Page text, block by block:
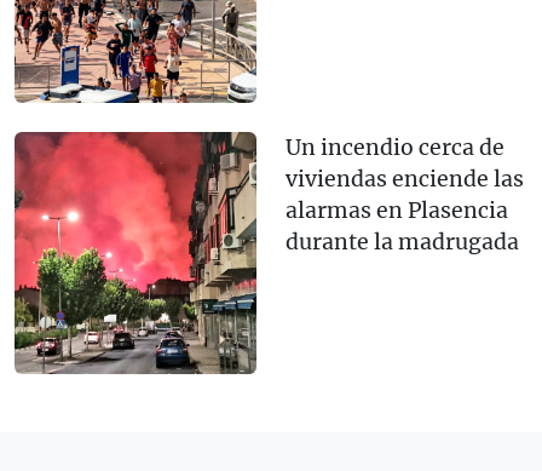
Un incendio cerca de
viviendas enciende las
alarmas en Plasencia
durante la madrugada